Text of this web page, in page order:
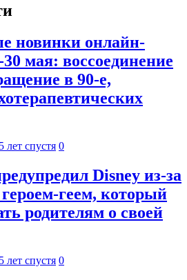
новинки онлайн-
мая: воссоединение
в 90-е,
5 лет спустя 0
Disney из-за
геем, который
родителям о своей
5 лет спустя 0